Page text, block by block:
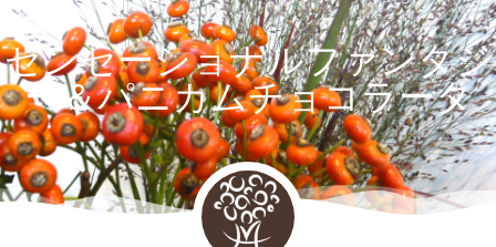
センセーショナルファンタジ
ー＆パニカムチョコラータ